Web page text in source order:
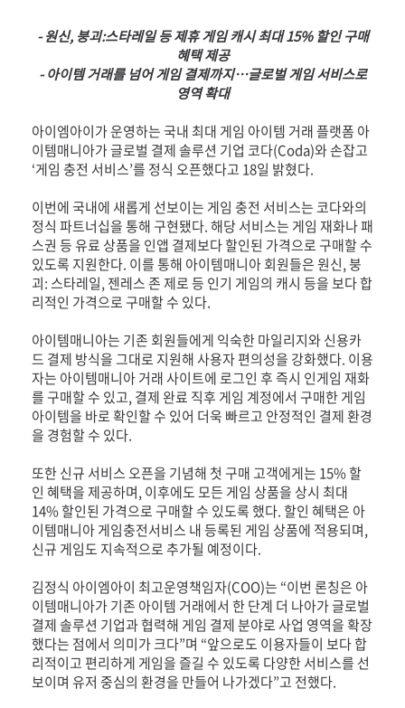
- 원신, 붕괴:스타레일 등 제휴 게임 캐시 최대 15% 할인 구매
혜택 제공
- 아이템 거래를 넘어 게임 결제까지…글로벌 게임 서비스로
영역 확대
아이엠아이가 운영하는 국내 최대 게임 아이템 거래 플랫폼 아
이템매니아가 글로벌 결제 솔루션 기업 코다(Coda)와 손잡고
‘게임 충전 서비스’를 정식 오픈했다고 18일 밝혔다.
이번에 국내에 새롭게 선보이는 게임 충전 서비스는 코다와의
정식 파트너십을 통해 구현됐다. 해당 서비스는 게임 재화나 패
스권 등 유료 상품을 인앱 결제보다 할인된 가격으로 구매할 수
있도록 지원한다. 이를 통해 아이템매니아 회원들은 원신, 붕
괴: 스타레일, 젠레스 존 제로 등 인기 게임의 캐시 등을 보다 합
리적인 가격으로 구매할 수 있다.
아이템매니아는 기존 회원들에게 익숙한 마일리지와 신용카
드 결제 방식을 그대로 지원해 사용자 편의성을 강화했다. 이용
자는 아이템매니아 거래 사이트에 로그인 후 즉시 인게임 재화
를 구매할 수 있고, 결제 완료 직후 게임 계정에서 구매한 게임
아이템을 바로 확인할 수 있어 더욱 빠르고 안정적인 결제 환경
을 경험할 수 있다.
또한 신규 서비스 오픈을 기념해 첫 구매 고객에게는 15% 할
인 혜택을 제공하며, 이후에도 모든 게임 상품을 상시 최대
14% 할인된 가격으로 구매할 수 있도록 했다. 할인 혜택은 아
이템매니아 게임충전서비스 내 등록된 게임 상품에 적용되며,
신규 게임도 지속적으로 추가될 예정이다.
김정식 아이엠아이 최고운영책임자(COO)는 “이번 론칭은 아
이템매니아가 기존 아이템 거래에서 한 단계 더 나아가 글로벌
결제 솔루션 기업과 협력해 게임 결제 분야로 사업 영역을 확장
했다는 점에서 의미가 크다”며 “앞으로도 이용자들이 보다 합
리적이고 편리하게 게임을 즐길 수 있도록 다양한 서비스를 선
보이며 유저 중심의 환경을 만들어 나가겠다”고 전했다.